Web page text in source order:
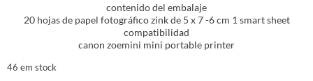
contenido del embalaje
20 hojas de papel fotográfico zink de 5 x 7 -6 cm 1 smart sheet
compatibilidad
canon zoemini mini portable printer
46 em stock